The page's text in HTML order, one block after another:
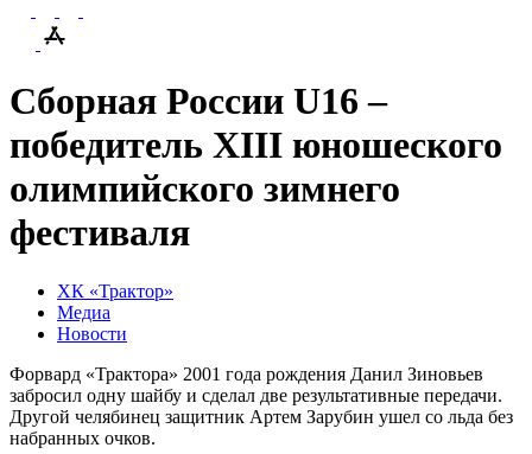
Сборная России U16 –
победитель XIII юношеского
олимпийского зимнего
фестиваля
ХК «Трактор»
Медиа
Новости
Форвард «Трактора» 2001 года рождения Данил Зиновьев
забросил одну шайбу и сделал две результативные передачи.
Другой челябинец защитник Артем Зарубин ушел со льда без
набранных очков.